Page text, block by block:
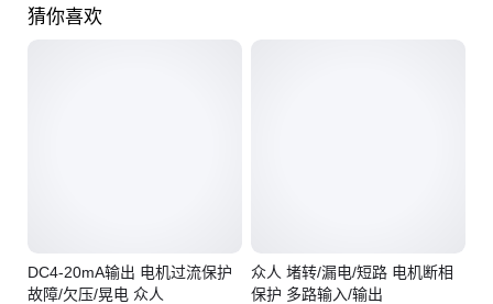
猜你喜欢
DC4-20mA输出 电机过流保护
故障/欠压/晃电 众人
众人 堵转/漏电/短路 电机断相
保护 多路输入/输出